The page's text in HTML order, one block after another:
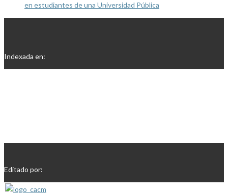
en estudiantes de una Universidad Pública
Indexada en:
Editado por: